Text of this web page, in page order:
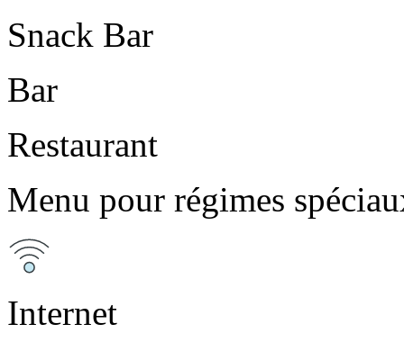
Snack Bar
Bar
Restaurant
Menu pour régimes
Internet